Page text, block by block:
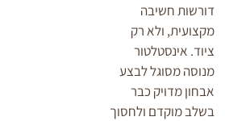
דורשות חשיבה
מקצועית, ולא רק
ציוד. אינסטלטור
מנוסה מסוגל לבצע
אבחון מדויק כבר
בשלב מוקדם ולחסוך